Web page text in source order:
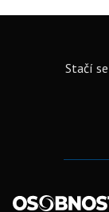
Stačí